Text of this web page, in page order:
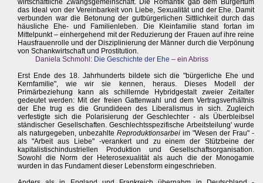
wirtschaftliche Zwangsgemeinschaft. Die Romantik gab dem Bürgertum
das Ideal von der Vereinbarkeit von Liebe, Sexualität und der Ehe. Damit
verbunden war die Betonung der gutbürgerlichen Sittlichkeit durch das
häusliche Ehe- und Familienleben. Die Kleinfamilie stand fortan im
Mittelpunkt – einhergehend mit der Reduzierung der Frauen auf ihre reine
Hausfrauenrolle und der Disziplinierung der Männer durch die Verpönung
von Schankwirtschaft und Prostitution.
Daniela Schmohl: Die Geschichte der Ehe – ein Abriss
Erst Ende des 18. Jahrhunderts bildete sich die "bürgerliche Ehe und
Kernfamilie", wie wir sie kennen, heraus. Dieses Modell der
Primärbeziehung kann als schillernde Hybridgestalt zweier Zeitalter
gedeutet werden: Mit der freien Gattenwahl und dem Vertragsverhältnis
der Ehe trug es die Grundideen des Liberalismus in sich. Zugleich
verfestigte sich die Polarisierung der Geschlechter - als Überbleibsel
ständischer Gesellschaften. Geschlechtsspezifische Arbeitsteilung' wurde
als naturgegeben, unbezahlteReproduktionsarbei im "Wesen der Frau" -
als "Arbeit aus Liebe" -verankert und zu einem der Stützbeine der
kapitalistischindustriellen Produktion und Gesellschaftsorganisation.
Sowohl die Norm der Heterosexualität als auch die der Monogamie
wurden in das Fundament dieser Lebensform eingeschrieben.